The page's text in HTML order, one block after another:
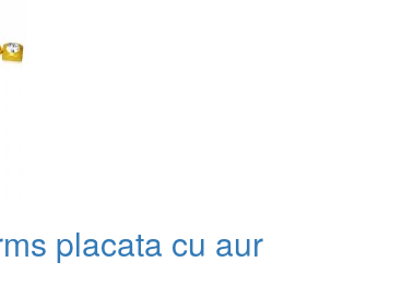
placata cu aur